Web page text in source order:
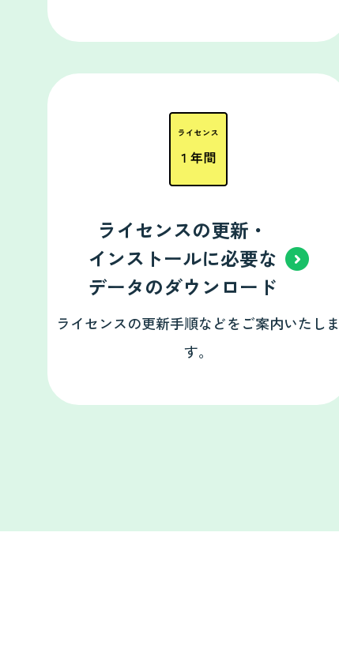
ライセンスの更新・
インストールに必要な
データのダウンロード
ライセンスの更新手順などをご案内いたしま
す。